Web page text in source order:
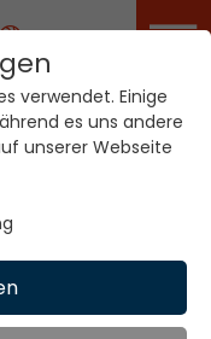
Karriere
verwendet. Einige
es uns andere
unserer Webseite